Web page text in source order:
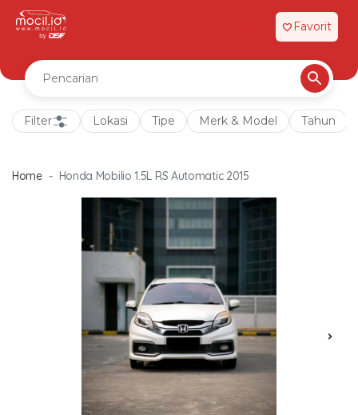
favorite Favorit
Filter Lokasi Tipe Merk & Model Tahun
Home Honda Mobilio 1.5L RS Automatic 2015
chevron_right